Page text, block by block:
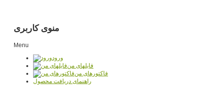
منوی کاربری
Menu
ورود
فایلهای من
فاکتورهای من
راهنمای دریافت محصول